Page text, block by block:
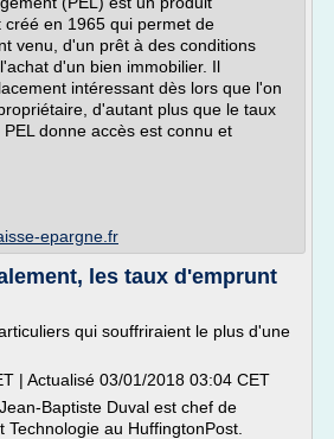
en 1965 qui permet de
venu, d'un prêt à des conditions
d'un bien immobilier. Il
intéressant dès lors que l'on
d'autant plus que le taux
donne accès est connu et
epargne.fr
les taux d'emprunt
qui souffriraient le plus d'une
| Actualisé 03/01/2018 03:04 CET
Baptiste Duval est chef de
Technologie au HuffingtonPost.